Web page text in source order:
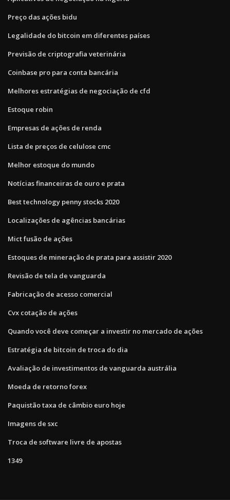
Preço das ações bidu
Legalidade do bitcoin em diferentes países
Previsão de criptografia veterinária
Coinbase pro para conta bancária
Melhores estratégias de negociação de cfd
Estoque robin
Empresas de ações de renda
Lista de preços de celulose cmc
Melhor estoque do mundo
Notícias financeiras de ouro e prata
Best technology penny stocks 2020
Localizações de agências bancárias
Mict fusão de ações
Estoques de mineração de prata para assistir 2020
Revisão de tela de vanguarda
Fabricação de acesso comercial
Cvx cotação de ações
Quando você deve começar a investir no mercado de ações
Estratégia de bitcoin de troca do dia
Avaliação de investimentos de vanguarda austrália
Moeda de retorno forex
Paquistão taxa de câmbio euro hoje
Imagens de sxc
Troca de software livre de apostas
1349